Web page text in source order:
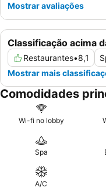
Classificação acima
Restaurantes•8,1
Mostrar mais
Mostrar avaliações
Comodidades
Wi-fi no lobby
Spa
A/C